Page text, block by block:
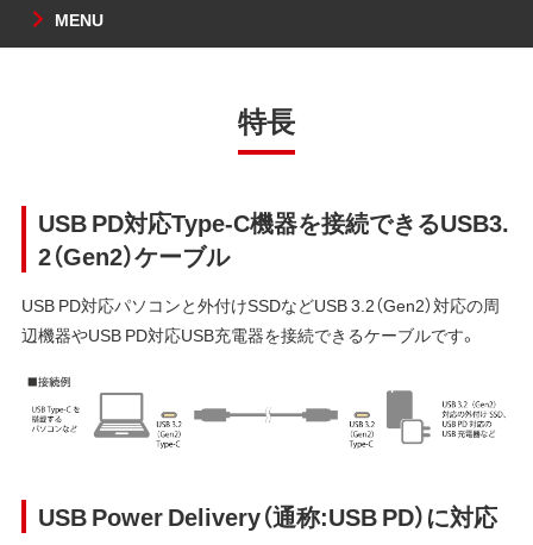
MENU
特長
USB PD対応Type-C機器を接続できるUSB3.
2（Gen2）ケーブル
USB PD対応パソコンと外付けSSDなどUSB 3.2（Gen2）対応の周
辺機器やUSB PD対応USB充電器を接続できるケーブルです。
USB Power Delivery（通称:USB PD）に対応